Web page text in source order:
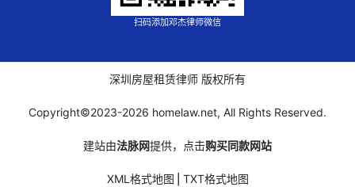
扫码添加邓杰律师微信
深圳房屋租赁律师 版权所有
Copyright©2023-2026 homelaw.net, All Rights Reserved.
建站由法脉网提供，点击购买同款网站
XML格式地图 TXT格式地图